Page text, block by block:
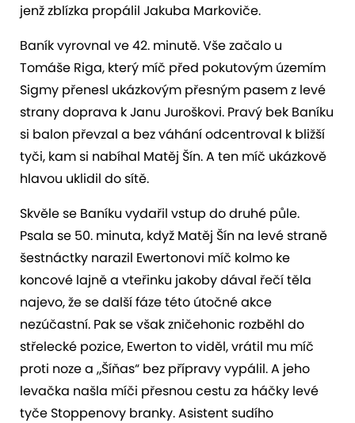
jenž zblízka propálil Jakuba Markoviče.
Baník vyrovnal ve 42. minutě. Vše začalo u
Tomáše Riga, který míč před pokutovým územím
Sigmy přenesl ukázkovým přesným pasem z levé
strany doprava k Janu Juroškovi. Pravý bek Baníku
si balon převzal a bez váhání odcentroval k bližší
tyči, kam si nabíhal Matěj Šín. A ten míč ukázkově
hlavou uklidil do sítě.
Skvěle se Baníku vydařil vstup do druhé půle.
Psala se 50. minuta, když Matěj Šín na levé straně
šestnáctky narazil Ewertonovi míč kolmo ke
koncové lajně a vteřinku jakoby dával řečí těla
najevo, že se další fáze této útočné akce
nezúčastní. Pak se však zničehonic rozběhl do
střelecké pozice, Ewerton to viděl, vrátil mu míč
proti noze a „Šíňas“ bez přípravy vypálil. A jeho
levačka našla míči přesnou cestu za háčky levé
tyče Stoppenovy branky. Asistent sudího